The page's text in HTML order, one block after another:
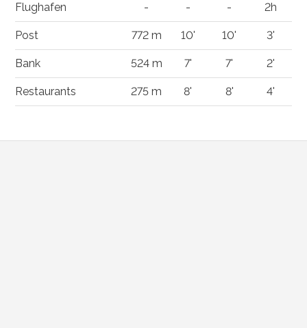
Flughafen - - - 2h
Post 772 m 10' 10' 3'
Bank 524 m 7' 7' 2'
Restaurants 275 m 8' 8' 4'